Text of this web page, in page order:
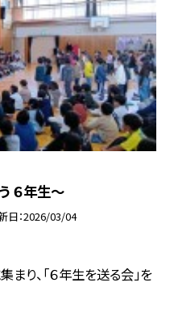
６年生～
日 2026/03/04
り、「６年生を送る会」を